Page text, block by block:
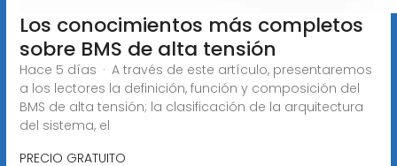
Los conocimientos más completos
sobre BMS de alta tensión
Hace 5 días · A través de este artículo, presentaremos
a los lectores la definición, función y composición del
BMS de alta tensión; la clasificación de la arquitectura
del sistema, el
PRECIO GRATUITO